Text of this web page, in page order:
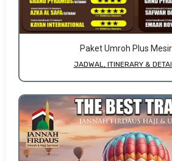
Paket Umroh Plus
JADWAL, ITINERARY &